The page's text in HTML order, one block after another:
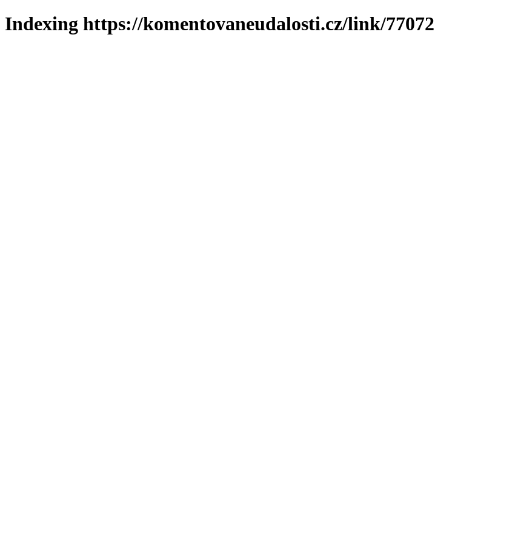
Indexing https://komentovaneudalosti.cz/link/77072